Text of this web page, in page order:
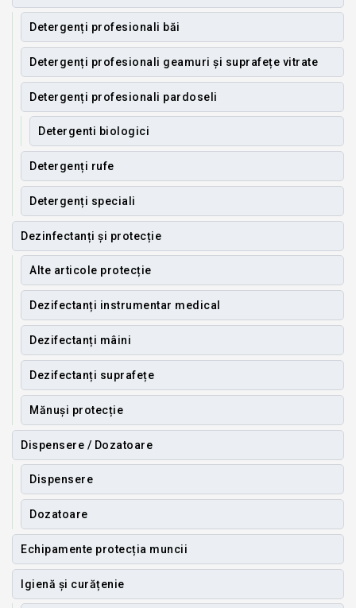
Detergenți profesionali băi
Detergenți profesionali geamuri și suprafețe vitrate
Detergenți profesionali pardoseli
Detergenti biologici
Detergenți rufe
Detergenți speciali
Dezinfectanți și protecție
Alte articole protecție
Dezifectanți instrumentar medical
Dezifectanți mâini
Dezifectanți suprafețe
Mănuși protecție
Dispensere / Dozatoare
Dispensere
Dozatoare
Echipamente protecția muncii
Igienă și curățenie